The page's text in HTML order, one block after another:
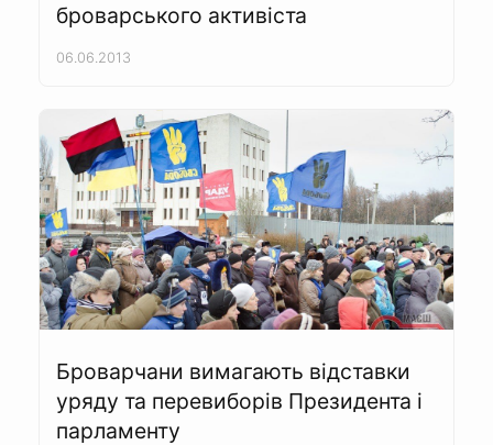
броварського активіста
06.06.2013
Броварчани вимагають відставки
уряду та перевиборів Президента і
парламенту